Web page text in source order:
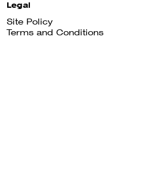
Legal
Site Policy
Terms and Conditions